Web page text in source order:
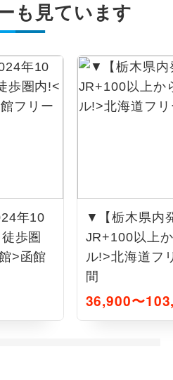
も見ています
年10
歩圏
>函館
▼【栃木県内
JR+100以上
ル!>北海道フ
間
36,900〜